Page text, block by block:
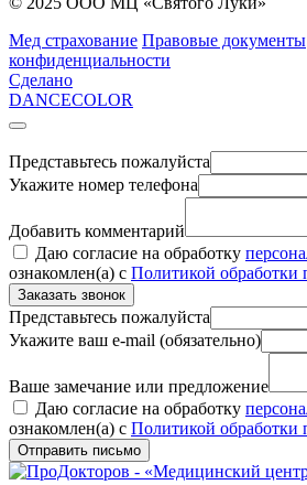
Мед страхование Правовые документы
конфиденциальности
Сделано
DANCECOLOR
Представьтесь пожалуйста
Укажите номер телефона
Добавить комментарий
Даю согласие на обработку
ознакомлен(а) с Политикой обработки
Заказать звонок
Представьтесь пожалуйста
Укажите ваш e-mail (обязательно)
Ваше замечание или предложение
Даю согласие на обработку
ознакомлен(а) с Политикой обработки
Отправить письмо